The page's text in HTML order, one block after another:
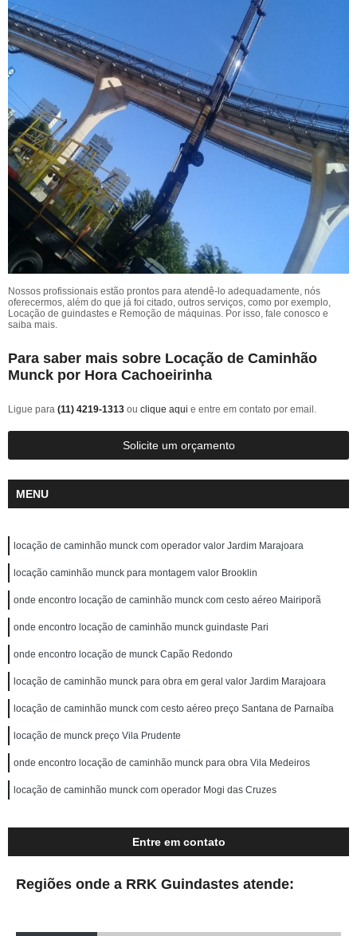
Nossos profissionais estão prontos para atendê-lo adequadamente, nós
oferecermos, além do que já foi citado, outros serviços, como por exemplo,
Locação de guindastes e Remoção de máquinas. Por isso, fale conosco e
saiba mais.
Para saber mais sobre Locação de Caminhão
Munck por Hora Cachoeirinha
Ligue para (11) 4219-1313 ou clique aqui e entre em contato por email.
Solicite um orçamento
MENU
locação de caminhão munck com operador valor Jardim Marajoara
locação caminhão munck para montagem valor Brooklin
onde encontro locação de caminhão munck com cesto aéreo Mairiporã
onde encontro locação de caminhão munck guindaste Pari
onde encontro locação de munck Capão Redondo
locação de caminhão munck para obra em geral valor Jardim Marajoara
locação de caminhão munck com cesto aéreo preço Santana de Parnaíba
locação de munck preço Vila Prudente
onde encontro locação de caminhão munck para obra Vila Medeiros
locação de caminhão munck com operador Mogi das Cruzes
Entre em contato
Regiões onde a RRK Guindastes atende: